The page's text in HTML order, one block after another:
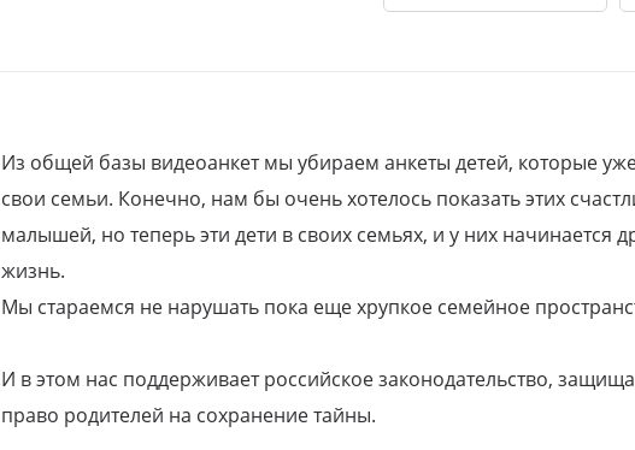
Из общей базы видеоанкет мы убираем анкеты детей, которые
свои семьи. Конечно, нам бы очень хотелось показать этих
малышей, но теперь эти дети в своих семьях, и у них начинается
жизнь.
Мы стараемся не нарушать пока еще хрупкое семейное
И в этом нас поддерживает российское законодательство,
право родителей на сохранение тайны.